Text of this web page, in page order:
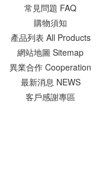
常見問題 FAQ
購物須知
產品列表 All Products
網站地圖 Sitemap
異業合作 Cooperation
最新消息 NEWS
客戶感謝專區